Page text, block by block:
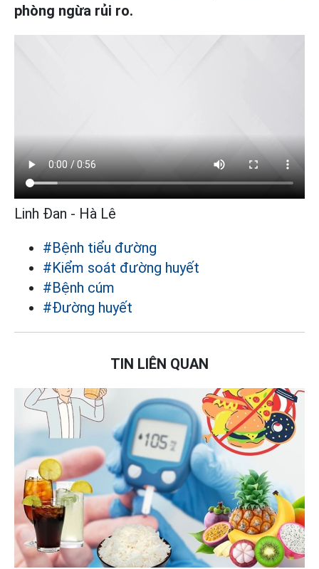
phòng ngừa rủi ro.
Linh Đan - Hà Lê
#Bệnh tiểu đường
#Kiểm soát đường huyết
#Bệnh cúm
#Đường huyết
TIN LIÊN QUAN